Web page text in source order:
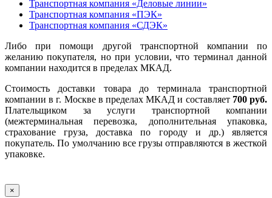
Транспортная компания «Деловые линии»
Транспортная компания «ПЭК»
Транспортная компания «СДЭК»
Либо при помощи другой транспортной компании по
желанию покупателя, но при условии, что терминал данной
компании находится в пределах МКАД.
Стоимость доставки товара до терминала транспортной
компании в г. Москве в пределах МКАД и составляет 700 руб.
Плательщиком за услуги транспортной компании
(межтерминальная перевозка, дополнительная упаковка,
страхование груза, доставка по городу и др.) является
покупатель. По умолчанию все грузы отправляются в жесткой
упаковке.
×